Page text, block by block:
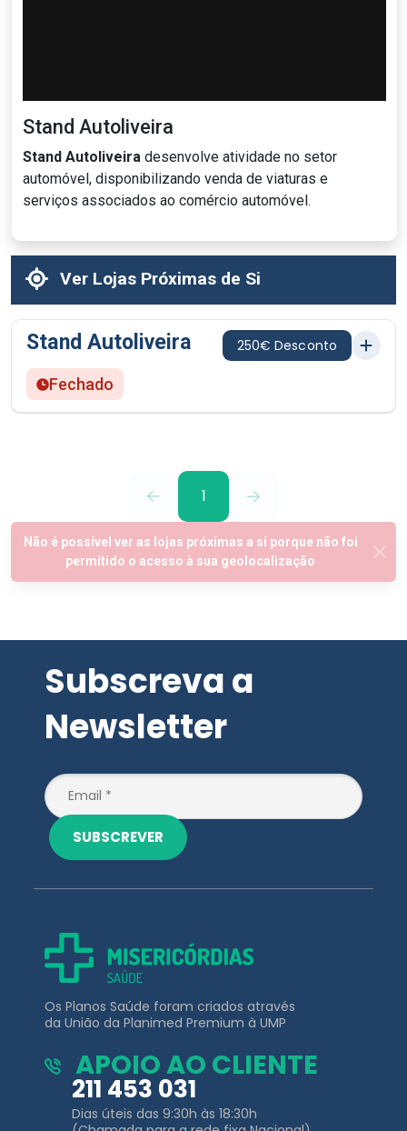
Stand Autoliveira
Stand Autoliveira desenvolve atividade no setor
automóvel, disponibilizando venda de viaturas e
serviços associados ao comércio automóvel.
Ver Lojas Próximas de Si
Stand Autoliveira 250€ Desconto
Fechado
1
Newsletter
Os Planos Saúde foram criados através
da União da Planimed Premium à UMP
APOIO AO CLIENTE
211 453 031
(Chamada para a rede fixa Nacional)
EMAIL
clientes@misericordiassaude.pt